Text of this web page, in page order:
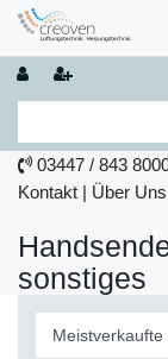
03447 / 843
Kontakt | Über Uns
sonstiges